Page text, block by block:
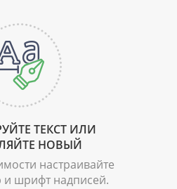
ТЕКСТ ИЛИ
НОВЫЙ
настраивайте
и шрифт надписей.